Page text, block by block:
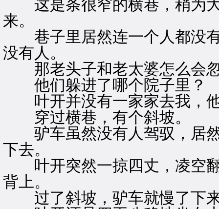
这是条很窄的横巷，稍为大
来。
巷子里居然连一个人都没有
没有人。
那老头子和老太婆怎么会
他们躲进了哪个院子里？
叶开并没有一家家去我，他
穿过横巷，有个斜坡。
驴车虽然没有人驾驭，居然
下去。
叶开突然一掠四丈，凌空翻
背上。
过了斜坡，驴车就慢了下